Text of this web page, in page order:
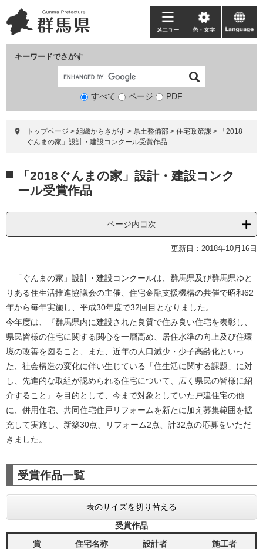
ー
ジ
ニ
ュ
て
キーワードでさがす
検
象
すべて ページ PDF
メ
ニ
ー
色・
文
language
トップページ > 組織からさがす > 県土整備部 > 住宅政策課 >
「2018
ぐんまの家」設計・建設コンクール受賞作品
文
「2018ぐんまの家」設計・建設コンク
ール受賞作品
ページ内目次
更新日：2018年10月16日
「ぐんまの家」設計・建設コンクールは、群馬県及び群馬県ゆと
りある住生活推進協議会の主催、住宅金融支援機構の共催で昭和62
年から毎年実施し、平成30年度で32回目となりました。
今年度は、『群馬県内に建設された良質で住み良い住宅を表彰し、
県民皆様の住宅に関する関心を一層高め、居住水準の向上及び住環
境の改善を図ること、また、近年の人口減少・少子高齢化といっ
た、社会構造の変化に伴い生じている「住生活に関する課題」に対
し、先進的な取組が認められる住宅について、広く県民の皆様に紹
介すること』を目的として、今まで対象としていた戸建住宅の他
に、併用住宅、共同住宅住戸リフォームを新たに加え募集範囲を拡
充して実施し、新築30点、リフォーム2点、計32点の応募をいただ
きました。
受賞作品一覧
表のサイズを切り替える
受賞​作品
賞
住宅名称 設計者 施工者